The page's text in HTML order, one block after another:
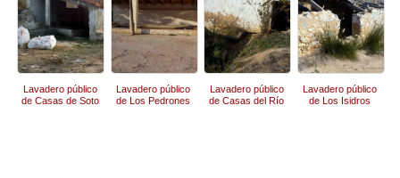
Lavadero público
de Casas de Soto
Lavadero público
de Los Pedrones
Lavadero público
de Casas del Río
Lavadero público
de Los Isidros